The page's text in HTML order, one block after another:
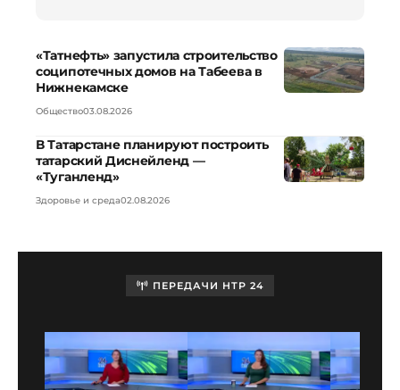
«Татнефть» запустила строительство
соципотечных домов на Табеева в
Нижнекамске
Общество03.08.2026
В Татарстане планируют построить
татарский Диснейленд —
«Туганленд»
Здоровье и среда02.08.2026
ПЕРЕДАЧИ НТР 24